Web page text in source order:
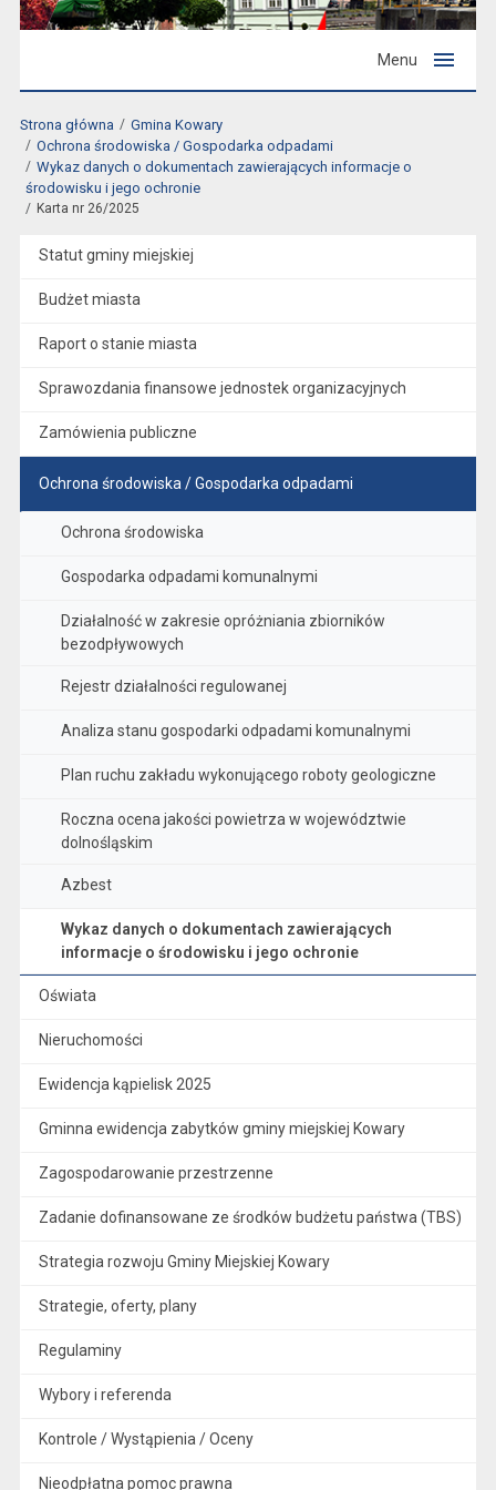
Menu
Strona główna
Gmina Kowary
Ochrona środowiska / Gospodarka odpadami
Wykaz danych o dokumentach zawierających informacje o
środowisku i jego ochronie
Karta nr 26/2025
Statut gminy miejskiej
Budżet miasta
Raport o stanie miasta
Sprawozdania finansowe jednostek organizacyjnych
Zamówienia publiczne
Ochrona środowiska / Gospodarka odpadami
Ochrona środowiska
Gospodarka odpadami komunalnymi
Działalność w zakresie opróżniania zbiorników
bezodpływowych
Rejestr działalności regulowanej
Analiza stanu gospodarki odpadami komunalnymi
Plan ruchu zakładu wykonującego roboty geologiczne
Roczna ocena jakości powietrza w województwie
dolnośląskim
Azbest
Wykaz danych o dokumentach zawierających
informacje o środowisku i jego ochronie
Oświata
Nieruchomości
Ewidencja kąpielisk 2025
Gminna ewidencja zabytków gminy miejskiej Kowary
Zagospodarowanie przestrzenne
Zadanie dofinansowane ze środków budżetu państwa (TBS)
Strategia rozwoju Gminy Miejskiej Kowary
Strategie, oferty, plany
Regulaminy
Wybory i referenda
Kontrole / Wystąpienia / Oceny
Nieodpłatna pomoc prawna